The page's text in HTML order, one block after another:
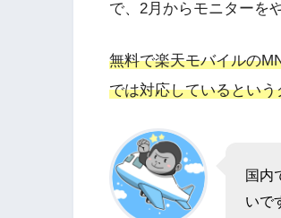
で、2月からモニターを
無料で楽天モバイルの
では対応しているとい
国内
いで